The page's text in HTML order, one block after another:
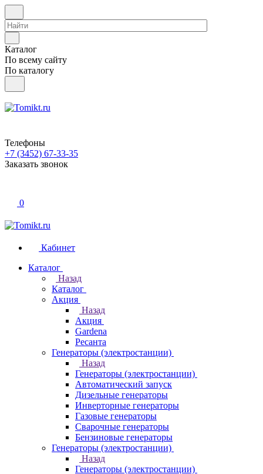
Каталог
По всему сайту
По каталогу
Телефоны
+7 (3452) 67-33-35
Заказать звонок
0
Кабинет
Каталог
Назад
Каталог
Акция
Назад
Акция
Gardena
Ресанта
Генераторы (электростанции)
Назад
Генераторы (электростанции)
Автоматический запуск
Дизельные генераторы
Инверторные генераторы
Газовые генераторы
Сварочные генераторы
Бензиновые генераторы
Генераторы (электростанции)
Назад
Генераторы (электростанции)